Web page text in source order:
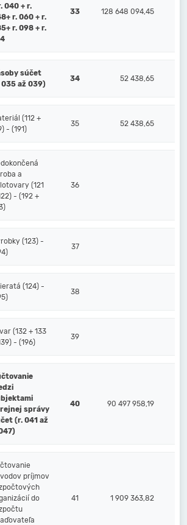
040 + r.
r. 060 + r.
r. 098 + r.
33 128 648 094,45
súčet
035 až 039)
34 52 438,65
(112 +
- (191)
35 52 438,65
a
(121
- (192 +
36
(123) -
37
(124) -
38
(132 + 133
- (196)
39
správy
(r. 041 až
40 90 497 958,19
príjmov
do
41 1 909 363,82